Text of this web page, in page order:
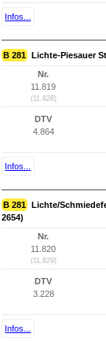
Infos...
B 281 Lichte-Piesauer
Nr.
11.819
(11.828)
DTV
4.864
Infos...
B 281 Lichte/
2654)
Nr.
11.820
(11.829)
DTV
3.228
Infos...